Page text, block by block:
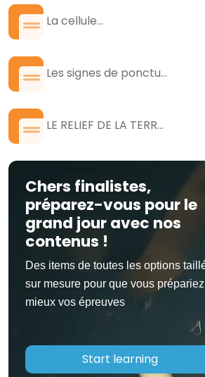
La cellule...
Les signes de ponctu...
LE RELIEF DE LA TERR...
Chers finalistes,
préparez-vous pour le
grand jour avec nos
contenus !
Des items de toutes les options
sur mesure pour que vous prépariez
mieux vos épreuves
Start learning